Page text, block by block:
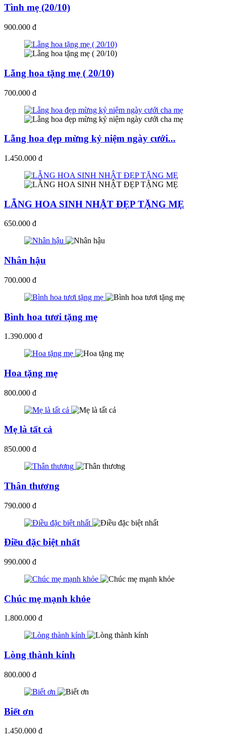
Tình mẹ (20/10)
900.000 đ
Lẵng hoa tặng mẹ ( 20/10)
700.000 đ
Lẵng hoa đẹp mừng kỷ niệm ngày cưới...
1.450.000 đ
LẴNG HOA SINH NHẬT ĐẸP TẶNG MẸ
650.000 đ
Nhân hậu
700.000 đ
Bình hoa tươi tặng mẹ
1.390.000 đ
Hoa tặng mẹ
800.000 đ
Mẹ là tất cả
850.000 đ
Thân thương
790.000 đ
Điều đặc biệt nhất
990.000 đ
Chúc mẹ mạnh khỏe
1.800.000 đ
Lòng thành kính
800.000 đ
Biết ơn
1.450.000 đ